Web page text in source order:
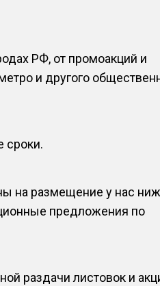
РФ, от промоакций и
и другого
сроки.
на размещение у нас
предложения по
раздачи листовок и